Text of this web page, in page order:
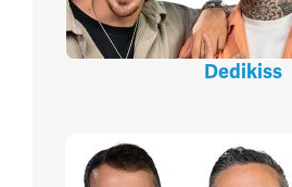
Dedikiss